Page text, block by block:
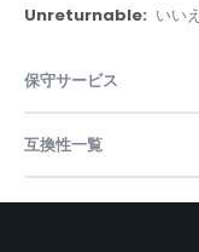
そ
の
情
報
いいえ
保守サービス
互換性一覧